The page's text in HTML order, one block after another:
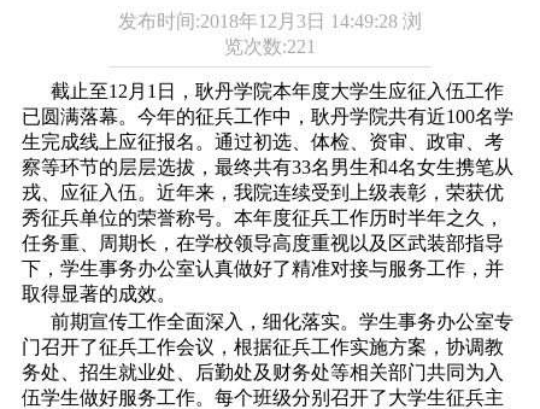
发布时间:2018年12月3日 14:49:28 浏
览次数:221
截止至12月1日，耿丹学院本年度大学生应征入伍工作
已圆满落幕。今年的征兵工作中，耿丹学院共有近100名学
生完成线上应征报名。通过初选、体检、资审、政审、考
察等环节的层层选拔，最终共有33名男生和4名女生携笔从
戎、应征入伍。近年来，我院连续受到上级表彰，荣获优
秀征兵单位的荣誉称号。本年度征兵工作历时半年之久，
任务重、周期长，在学校领导高度重视以及区武装部指导
下，学生事务办公室认真做好了精准对接与服务工作，并
取得显著的成效。
前期宣传工作全面深入，细化落实。学生事务办公室专
门召开了征兵工作会议，根据征兵工作实施方案，协调教
务处、招生就业处、后勤处及财务处等相关部门共同为入
伍学生做好服务工作。每个班级分别召开了大学生征兵主